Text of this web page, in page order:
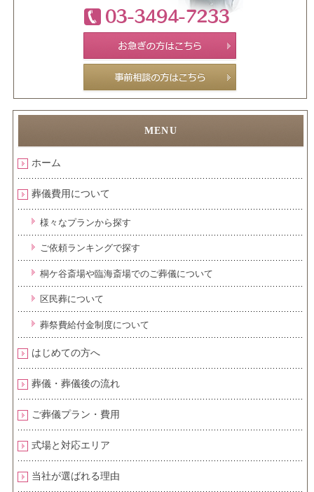
ホーム
葬儀費用について
様々なプランから探す
ご依頼ランキングで探す
桐ケ谷斎場や臨海斎場でのご葬儀について
区民葬について
葬祭費給付金制度について
はじめての方へ
葬儀・葬儀後の流れ
ご葬儀プラン・費用
式場と対応エリア
当社が選ばれる理由